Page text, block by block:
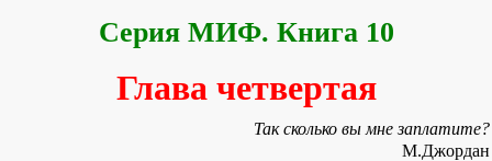
Серия МИФ. Книга 10
Глава четвертая
Так сколько вы мне заплатите?
М.Джордан